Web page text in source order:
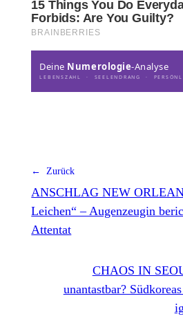
Deine Numerologie-Analyse
LEBENSZAHL · SEELENDRANG ·
← Zurück
ANSCHLAG NEW
Leichen“ – Augenzeugin
Attentat
CHAOS IN
unantastbar?